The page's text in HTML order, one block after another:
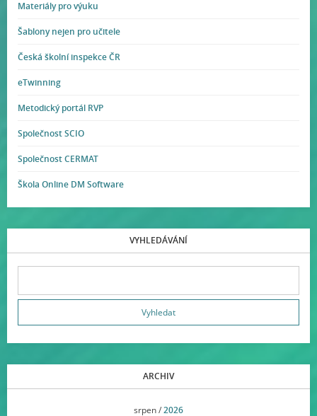
Materiály pro výuku
Šablony nejen pro učitele
Česká školní inspekce ČR
eTwinning
Metodický portál RVP
Společnost SCIO
Společnost CERMAT
Škola Online DM Software
VYHLEDÁVÁNÍ
ARCHIV
srpen /2026